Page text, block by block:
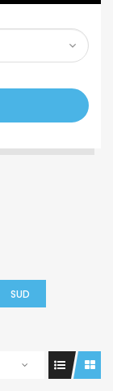
SUD